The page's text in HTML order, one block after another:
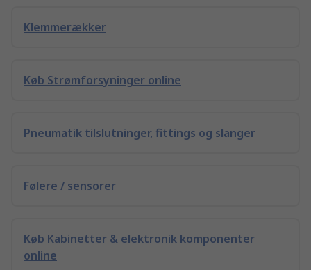
Klemmerækker
Køb Strømforsyninger online
Pneumatik tilslutninger, fittings og slanger
Følere / sensorer
Køb Kabinetter & elektronik komponenter
online